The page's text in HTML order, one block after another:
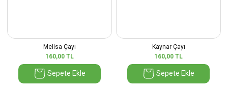
Melisa Çayı
160,00 TL
Sepete Ekle
Kaynar Çayı
160,00 TL
Sepete Ekle